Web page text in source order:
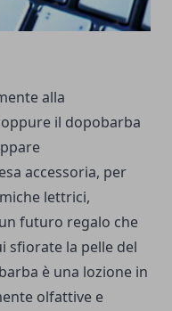
alla
il dopobarba
accessoria, per
lettrici,
futuro regalo che
sfiorate la pelle del
è una lozione in
olfattive e